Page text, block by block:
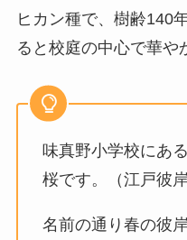
ヒカン種で、樹齢140
ると校庭の中心で華や
味真野小学校にある
桜です。（江戸彼
名前の通り春の彼